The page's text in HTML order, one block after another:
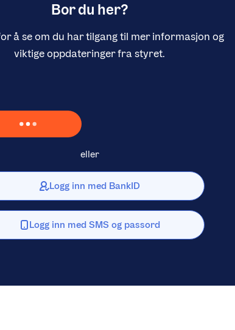
Bor du her?
å se om du har tilgang til mer informasjon og
viktige oppdateringer fra styret.
inn Vipps …
eller
Logg inn med BankID
Logg inn med SMS og passord